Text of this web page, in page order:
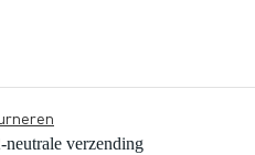
neutrale verzending